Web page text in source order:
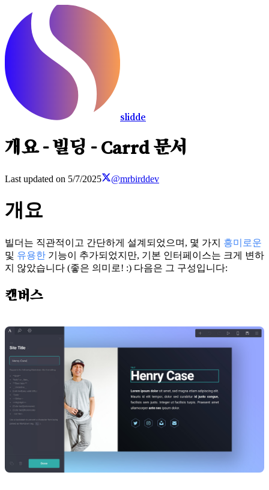
slidde
개요 - 빌딩 - Carrd 문서
Last updated on 5/7/2025 @mrbirddev
개요
빌더는 직관적이고 간단하게 설계되었으며, 몇 가지 흥미로운
및 유용한 기능이 추가되었지만, 기본 인터페이스는 크게 변하
지 않았습니다 (좋은 의미로! :) 다음은 그 구성입니다:
캔버스